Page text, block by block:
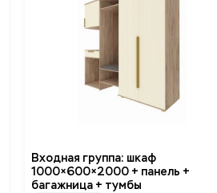
Входная группа: шкаф
1000×600×2000 + панель +
багажница + тумбы